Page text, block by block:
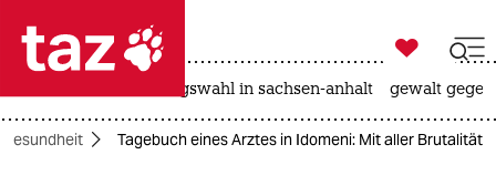
 taz zahl ich
taz zahl ich

taz zahl ich
landtagswahl in sachsen-anhalt gewalt
Gesundheit Tagebuch eines Arztes in Idomeni: Mit aller Brutalität